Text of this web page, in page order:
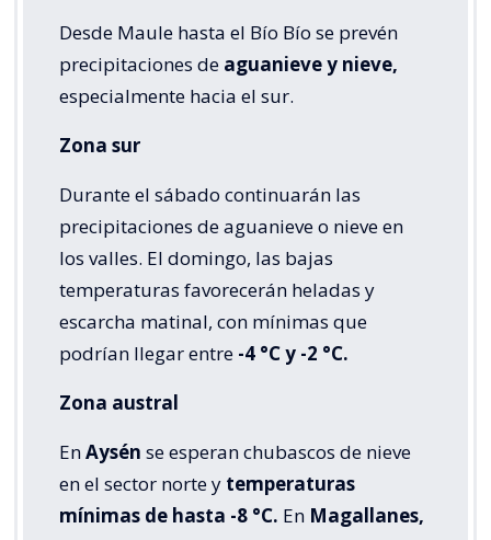
Desde Maule hasta el Bío Bío se prevén
precipitaciones de aguanieve y nieve,
especialmente hacia el sur.
Zona sur
Durante el sábado continuarán las
precipitaciones de aguanieve o nieve en
los valles. El domingo, las bajas
temperaturas favorecerán heladas y
escarcha matinal, con mínimas que
podrían llegar entre -4 °C y -2 °C.
Zona austral
EnAysén se esperan chubascos de nieve
en el sector norte y temperaturas
mínimas de hasta -8 °C. En Magallanes,